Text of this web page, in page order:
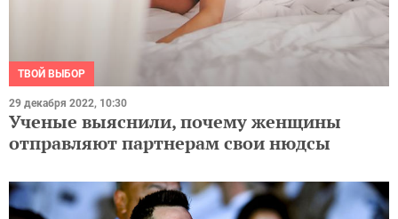
ТВОЙ ВЫБОР
29 декабря 2022, 10:30
Ученые выяснили, почему женщины
отправляют партнерам свои нюдсы